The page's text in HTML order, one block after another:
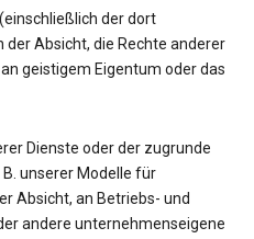
der dort
der Absicht, die Rechte anderer
geistigem Eigentum oder das
Dienste oder der zugrunde
unserer Modelle für
Absicht, an Betriebs- und
andere unternehmenseigene